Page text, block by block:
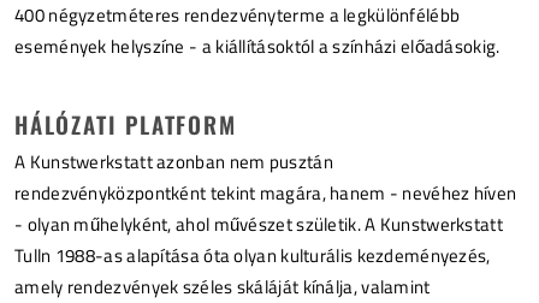
400 négyzetméteres rendezvényterme a legkülönfélébb
események helyszíne - a kiállításoktól a színházi előadásokig.
HÁLÓZATI PLATFORM
A Kunstwerkstatt azonban nem pusztán
rendezvényközpontként tekint magára, hanem - nevéhez híven
- olyan műhelyként, ahol művészet születik. A Kunstwerkstatt
Tulln 1988-as alapítása óta olyan kulturális kezdeményezés,
amely rendezvények széles skáláját kínálja, valamint